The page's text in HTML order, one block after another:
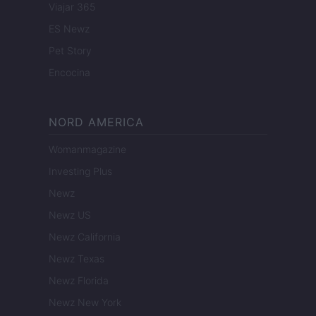
Viajar 365
ES Newz
Pet Story
Encocina
NORD AMERICA
Womanmagazine
Investing Plus
Newz
Newz US
Newz California
Newz Texas
Newz Florida
Newz New York